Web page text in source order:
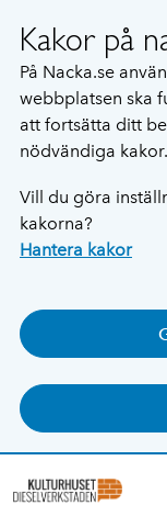
Kakor på
På Nacka.se
webbplatsen ska
att fortsätta ditt
nödvändiga kakor.
Vill du göra
kakorna?
Hantera kakor